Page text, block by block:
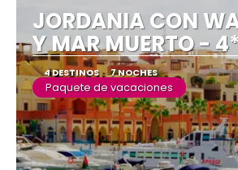
JORDANIA CON
Y MAR MUERTO -
4 DESTINOS 7 NOCHES
Paquete de vacaciones